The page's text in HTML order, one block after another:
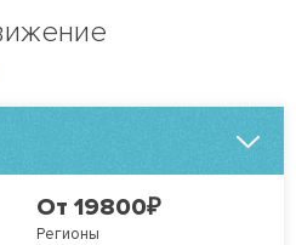
От 19800₽
Регионы